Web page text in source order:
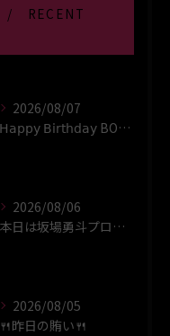
RECENT
2026/08/07
𝖧𝖺𝗉𝗉𝗒 𝖡𝗂𝗋𝗍𝗁𝖽𝖺𝗒 BOY‪(*´꒳`∩)‬ﾊｲ
2026/08/06
本日は坂場勇斗プロプレイヤーデイ！！
2026/08/05
🍴昨日の賄い🍴